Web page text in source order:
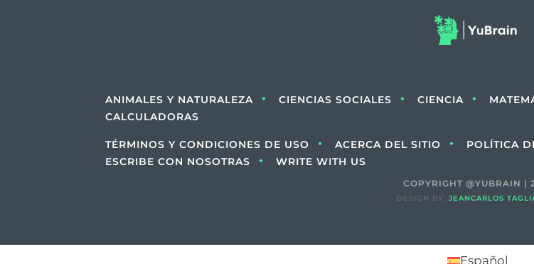
ANIMALES Y NATURALEZA CIENCIAS SOCIALES CIENCIA
CALCULADORAS
TÉRMINOS Y CONDICIONES DE USO ACERCA DEL SITIO POLÍTICA
ESCRIBE CON NOSOTRAS
WRITE WITH US
COPYRIGHT @YUBRAIN |
DESIGN BY: JEANCARLOS
Español